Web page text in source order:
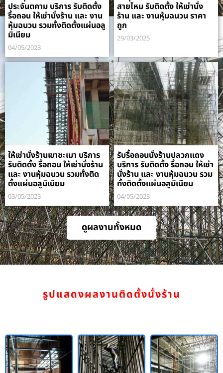
ประจันตคาม บริการ รับติดตั้ง
รื้อถอน ให้เช่านั่งร้าน และ งาน
หุ้มฉนวน รวมทั้งติดตั้งแผ่นอลู
มิเนียม
04/05/2023
สายไหม รับติดตั้ง ให้เช่านั่ง
ร้าน และ งานหุ้มฉนวน ราคา
ถูก
29/03/2025
ให้เช่านั่งร้านเขาชะเมา บริการ
รับติดตั้ง รื้อถอน ให้เช่านั่งร้าน
และ งานหุ้มฉนวน รวมทั้งติด
ตั้งแผ่นอลูมิเนียม
03/05/2023
รับรื้อถอนนั่งร้านปลวกแดง
บริการ รับติดตั้ง รื้อถอน ให้เช่า
นั่งร้าน และ งานหุ้มฉนวน รวม
ทั้งติดตั้งแผ่นอลูมิเนียม
04/05/2023
ดูผลงานทั้งหมด
รูปแสดงผลงานติดตั้งนั่งร้าน